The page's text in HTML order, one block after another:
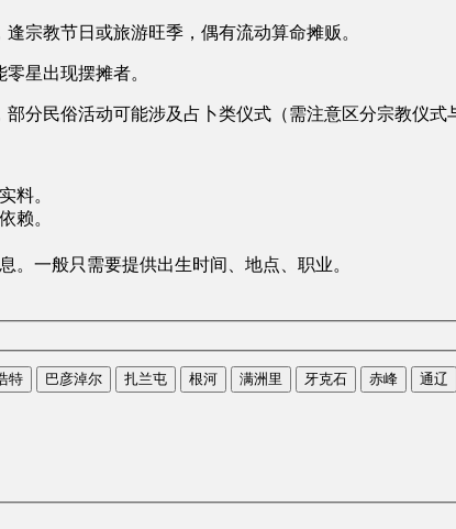
宗教节日或旅游旺季，偶有流动算命摊贩。
星出现摆摊者。
分民俗活动可能涉及占卜类仪式（需注意区分宗教仪式
料。
赖。
。一般只需要提供出生时间、地点、职业。
特 巴彦淖尔 扎兰屯 根河 满洲里 牙克石 赤峰 通辽